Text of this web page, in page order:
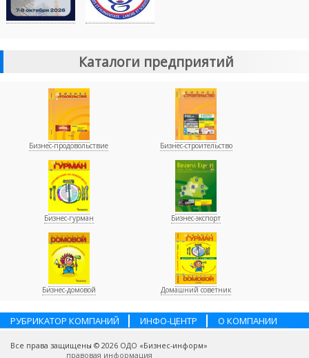
Каталоги предприятий
Бизнес-продовольствие Бизнес-строительство
Бизнес-гурман Бизнес-экспорт
Бизнес-домовой Домашний советник
РУБРИКАТОР КОМПАНИЙ ИНФО-ЦЕНТР
О КОМПАНИИ
Все права защищены © 2026 ОДО «Бизнес-информ»
правовая информация